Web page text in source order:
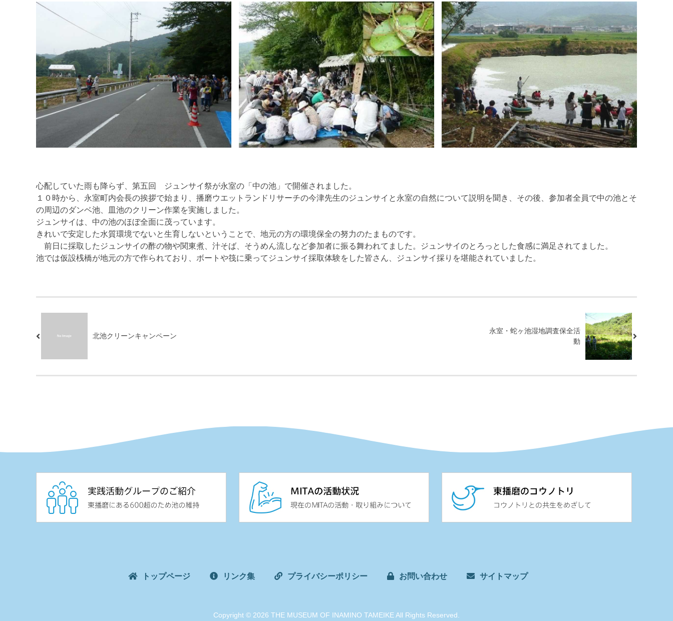
心配していた雨も降らず、第五回 ジュンサイ祭が永室の「中の池」で開催されました。
１０時から、永室町内会長の挨拶で始まり、播磨ウエットランドリサーチの今津先生のジュンサイと永室の自然について説明を聞き、その後、参加者全員で中の池とそ
の周辺のダンベ池、皿池のクリーン作業を実施しました。
ジュンサイは、中の池のほぼ全面に茂っています。
きれいで安定した水質環境でないと生育しないということで、地元の方の環境保全の努力のたまものです。
前日に採取したジュンサイの酢の物や関東煮、汁そば、そうめん流しなど参加者に振る舞われてました。ジュンサイのとろっとした食感に満足されてました。
池では仮設桟橋が地元の方で作られており、ボートや筏に乗ってジュンサイ採取体験をした皆さん、ジュンサイ採りを堪能されていました。
北池クリーンキャンペーン
永室・蛇ヶ池湿地調査保全活
動
トップページ リンク集 プライバシーポリシー お問い合わせ サイトマップ
Copyright © 2026 THE MUSEUM OF INAMINO TAMEIKEAll Rights Reserved.